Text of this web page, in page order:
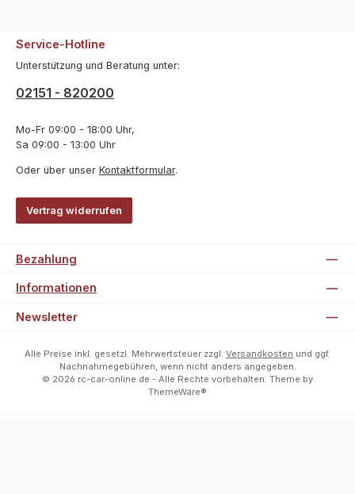
Service-Hotline
Unterstützung und Beratung unter:
02151 - 820200
Mo-Fr 09:00 - 18:00 Uhr,
Sa 09:00 - 13:00 Uhr
Oder über unser Kontaktformular.
Vertrag widerrufen
Bezahlung
Informationen
Newsletter
Alle Preise inkl. gesetzl. Mehrwertsteuer zzgl. Versandkosten und ggf.
Nachnahmegebühren, wenn nicht anders angegeben.
© 2026 rc-car-online.de - Alle Rechte vorbehalten. Theme by
ThemeWare®